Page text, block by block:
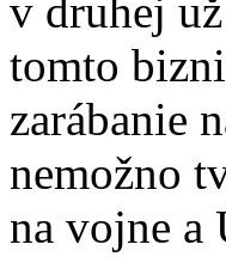
v druhej
tomto
zarábanie
nemožno
na vojne a